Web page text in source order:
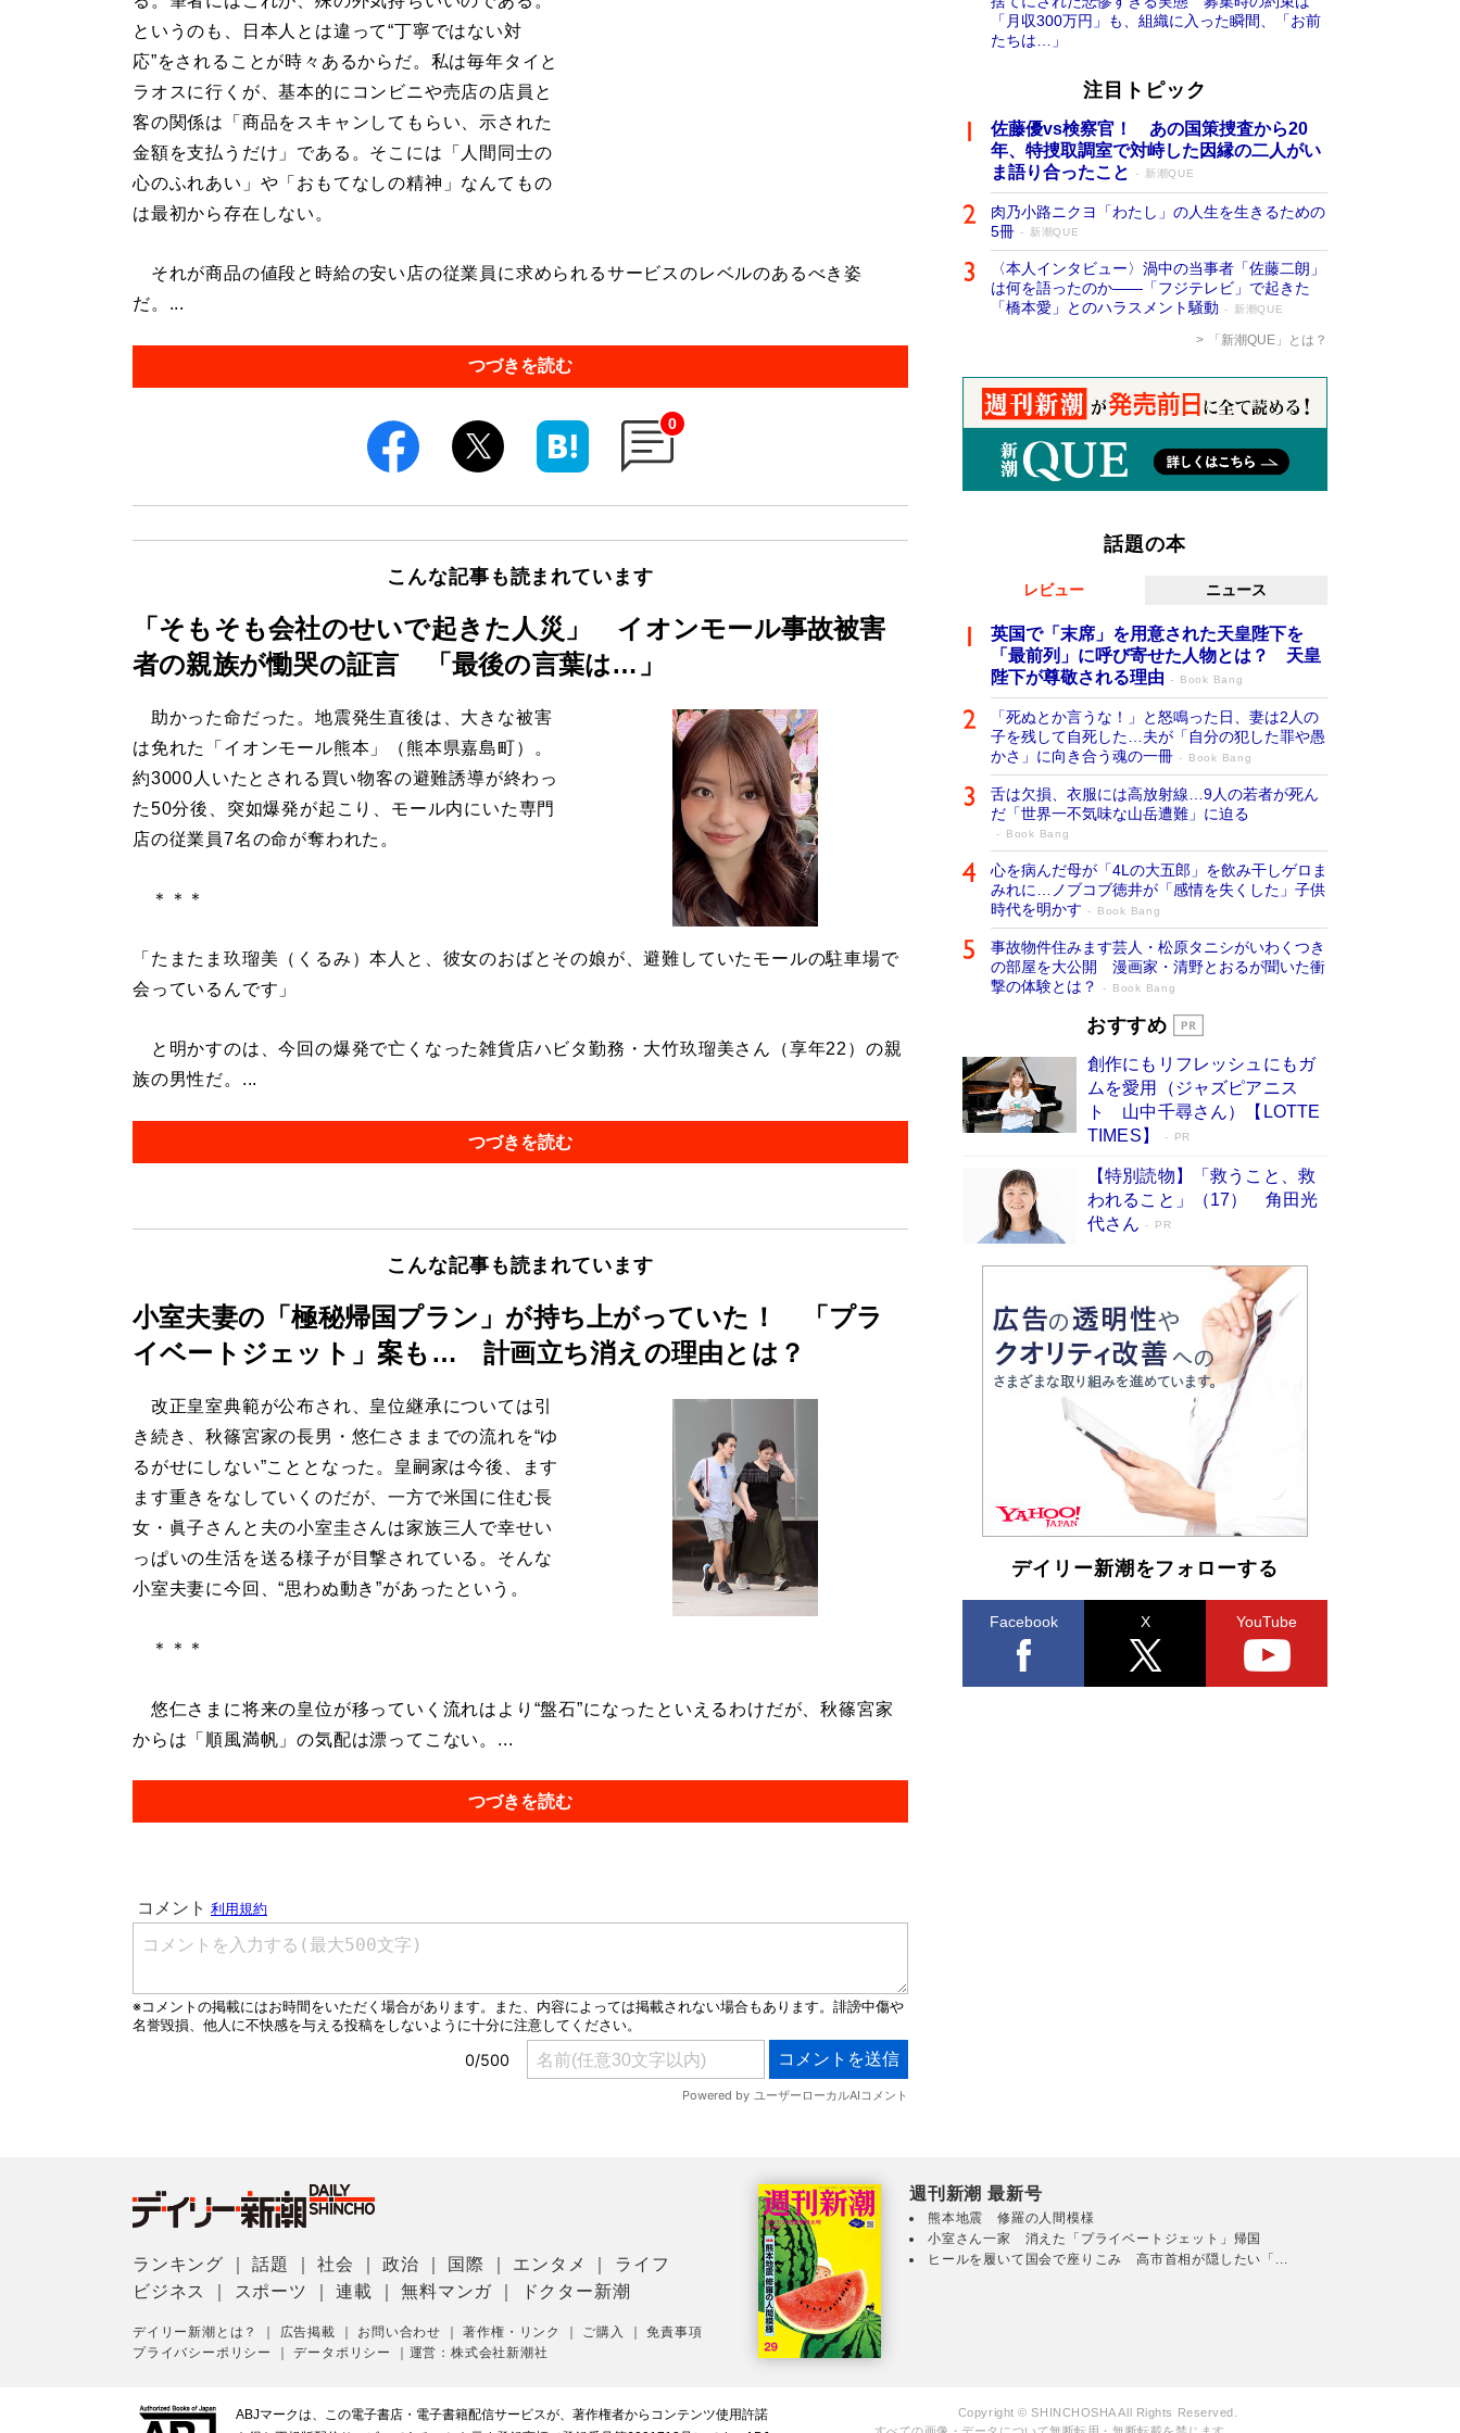
というのも、日本人とは違って“丁寧ではない対
応”をされることが時々あるからだ。私は毎年タイと
ラオスに行くが、基本的にコンビニや売店の店員と
客の関係は「商品をスキャンしてもらい、示された
金額を支払うだけ」である。そこには「人間同士の
心のふれあい」や「おもてなしの精神」なんてもの
は最初から存在しない。
それが商品の値段と時給の安い店の従業員に求められるサービスのレベルのあるべき姿
だ。...
つづきを読む
0
こんな記事も読まれています
「そもそも会社のせいで起きた人災」 イオンモール事故被害
者の親族が慟哭の証言 「最後の言葉は…」
助かった命だった。地震発生直後は、大きな被害
は免れた「イオンモール熊本」（熊本県嘉島町）。
約3000人いたとされる買い物客の避難誘導が終わっ
た50分後、突如爆発が起こり、モール内にいた専門
店の従業員7名の命が奪われた。
＊＊＊
「たまたま玖瑠美（くるみ）本人と、彼女のおばとその娘が、避難していたモールの駐車場で
会っているんです」
と明かすのは、今回の爆発で亡くなった雑貨店ハビタ勤務・大竹玖瑠美さん（享年22）の親
族の男性だ。...
つづきを読む
こんな記事も読まれています
小室夫妻の「極秘帰国プラン」が持ち上がっていた！ 「プラ
イベートジェット」案も… 計画立ち消えの理由とは？
改正皇室典範が公布され、皇位継承については引
き続き、秋篠宮家の長男・悠仁さままでの流れを“ゆ
るがせにしない”こととなった。皇嗣家は今後、ます
ます重きをなしていくのだが、一方で米国に住む長
女・眞子さんと夫の小室圭さんは家族三人で幸せい
っぱいの生活を送る様子が目撃されている。そんな
小室夫妻に今回、“思わぬ動き”があったという。
＊＊＊
悠仁さまに将来の皇位が移っていく流れはより“盤石”になったといえるわけだが、秋篠宮家
からは「順風満帆」の気配は漂ってこない。...
つづきを読む
「月収300万円」も、組織に入った瞬間、「お前
たちは…」
注目トピック
佐藤優vs検察官！ あの国策捜査から20
年、特捜取調室で対峙した因縁の二人がい
ま語り合ったこと
新潮QUE
肉乃小路ニクヨ「わたし」の人生を生きるための
5冊
新潮QUE
〈本人インタビュー〉渦中の当事者「佐藤二朗」
は何を語ったのか――「フジテレビ」で起きた
「橋本愛」とのハラスメント騒動
新潮QUE
「新潮QUE」とは？
話題の本
レビュー ニュース
英国で「末席」を用意された天皇陛下を
「最前列」に呼び寄せた人物とは？ 天皇
陛下が尊敬される理由
Book Bang
「死ぬとか言うな！」と怒鳴った日、妻は2人の
子を残して自死した…夫が「自分の犯した罪や愚
かさ」に向き合う魂の一冊
Book Bang
舌は欠損、衣服には高放射線…9人の若者が死ん
だ「世界一不気味な山岳遭難」に迫る
Book Bang
心を病んだ母が「4Lの大五郎」を飲み干しゲロま
みれに…ノブコブ徳井が「感情を失くした」子供
時代を明かす
Book Bang
事故物件住みます芸人・松原タニシがいわくつき
の部屋を大公開 漫画家・清野とおるが聞いた衝
撃の体験とは？
Book Bang
追悼・東野圭吾さん 週間ベストセラーラ
など代表作が並ぶ［文庫ベストセラー］
Book Bang
73歳でも働くしかない 「老後レス時代」に交通
誘導員の独白が話題
「なんで？ そんな馬鹿な……」90歳になった作
家・阿刀田高さんが、ひとり暮らしの生活を明か
す
Book Bang
竹内由恵の前に現れた「テレビ観ないんだよね
ぇ」という男性…夫を選んでテレ朝退社したワケ
和田秀樹の70代、80代向け新書がベスト3を独
占 上半期1位にも選出［新書ベストセラー］
Book Bang
おすすめ
創作にもリフレッシュにもガ
ムを愛用（ジャズピアニス
ト 山中千尋さん）【LOTTE
TIMES】
PR
【特別読物】「救うこと、救
われること」（17） 角田光
代さん
PR
デイリー新潮をフォローする
Facebook X YouTube
ランキング ｜話題 ｜社会 ｜政治 国際 エンタメ
ライフ
ビジネス
スポーツ ｜連載 ｜無料マンガ ドクター新潮
デイリー新潮とは？ 広告掲載 お問い合わせ ｜著作権・リンク ご購入 ｜免責事項
プライバシーポリシー
｜データポリシー 運営：株式会社新潮社
週刊新潮 最新号
熊本地震 修羅の人間模様
小室さん一家 消えた「プライベートジェット」帰国
ヒールを履いて国会で座りこみ 高市首相が隠したい「...
ABJマークは、この電子書店・電子書籍配信サービスが、著作権者からコンテンツ使用許諾
Copyright © SHINCHOSHA All Rights Reserved.
すべての画像・データについて無断転用・無断転載を禁じます。